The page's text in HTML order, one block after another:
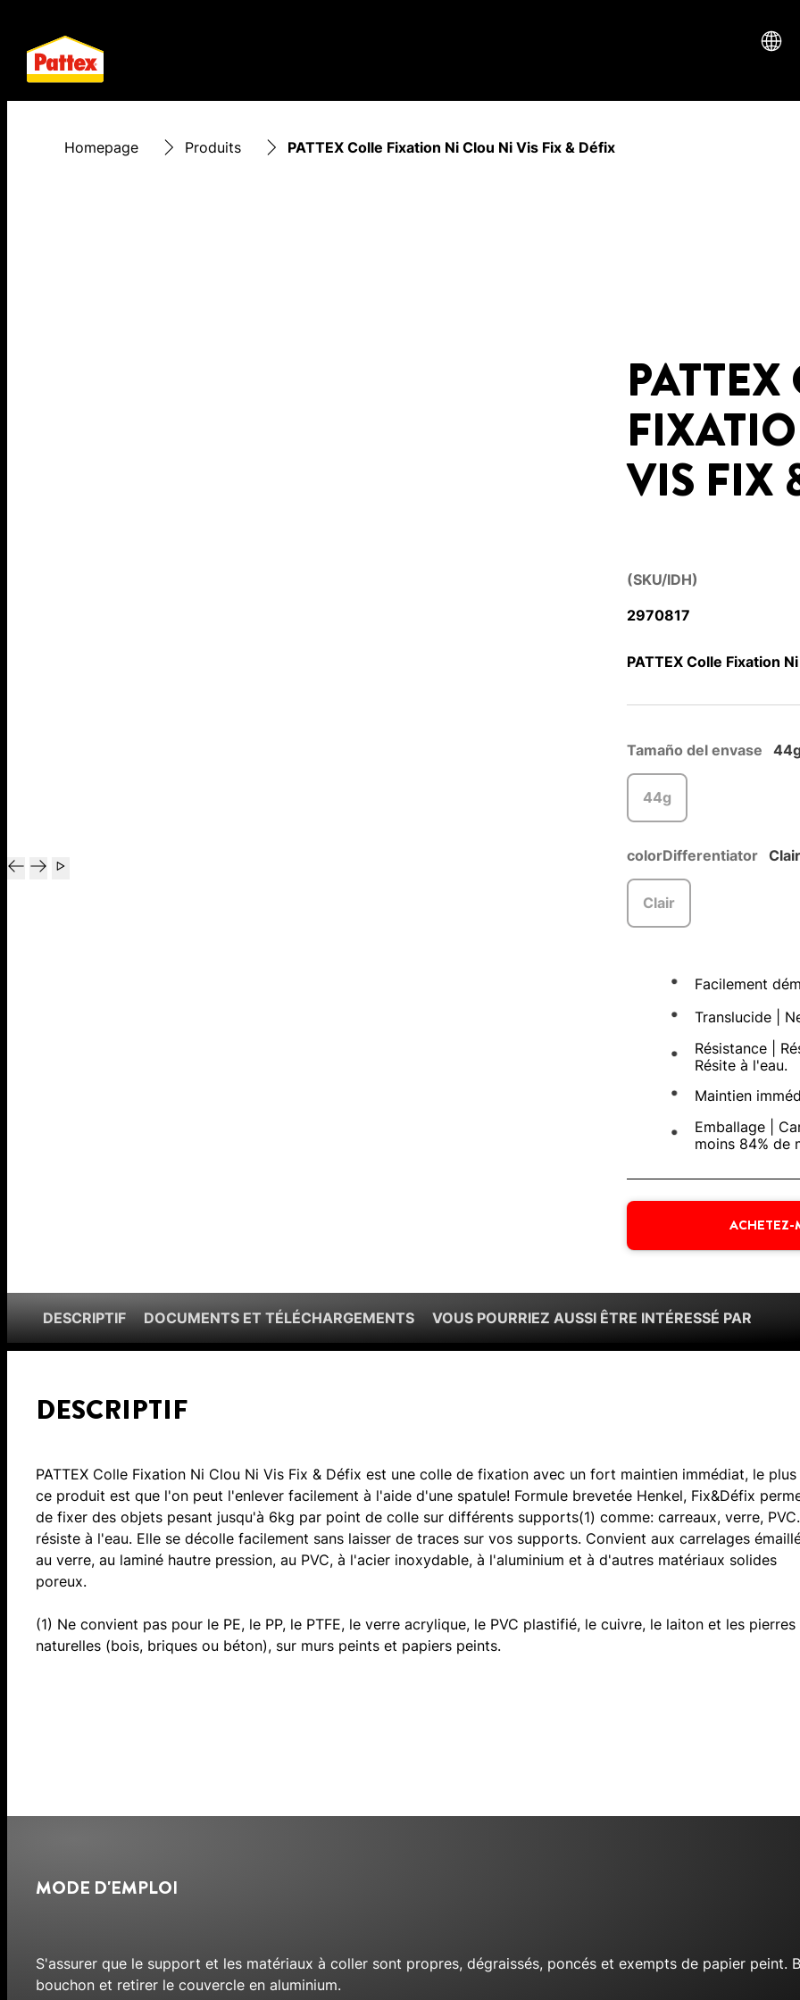
Homepage Produits PATTEX Colle Fixation Ni Clou Ni Vis Fix & Défix
VIS FIX
(SKU/IDH)
2970817
PATTEX Colle Fixation
Tamaño del envase
44g
colorDifferentiator Clair
Clair
Facilement
Translucide |
Résistance |
Résite à l'eau.
Maintien
Emballage |
moins 84% de
ACHETEZ-
DESCRIPTIF DOCUMENTS ET TÉLÉCHARGEMENTS VOUS POURRIEZ AUSSI ÊTRE INTÉRESSÉ PAR
DESCRIPTIF
PATTEX Colle Fixation Ni Clou Ni Vis Fix & Défix est une colle de fixation avec un fort maintien immédiat, le plus
ce produit est que l'on peut l'enlever facilement à l'aide d'une spatule! Formule brevetée Henkel, Fix&Défix
de fixer des objets pesant jusqu'à 6kg par point de colle sur différents supports(1) comme: carreaux, verre,
résiste à l'eau. Elle se décolle facilement sans laisser de traces sur vos supports. Convient aux carrelages
au verre, au laminé hautre pression, au PVC, à l'acier inoxydable, à l'aluminium et à d'autres matériaux solides
poreux.
(1) Ne convient pas pour le PE, le PP, le PTFE, le verre acrylique, le PVC plastifié, le cuivre, le laiton et les pierres
naturelles (bois, briques ou béton), sur murs peints et papiers peints.
MODE D'EMPLOI
S'assurer que le support et les matériaux à coller sont propres, dégraissés, poncés et exempts de papier peint.
bouchon et retirer le couvercle en aluminium.